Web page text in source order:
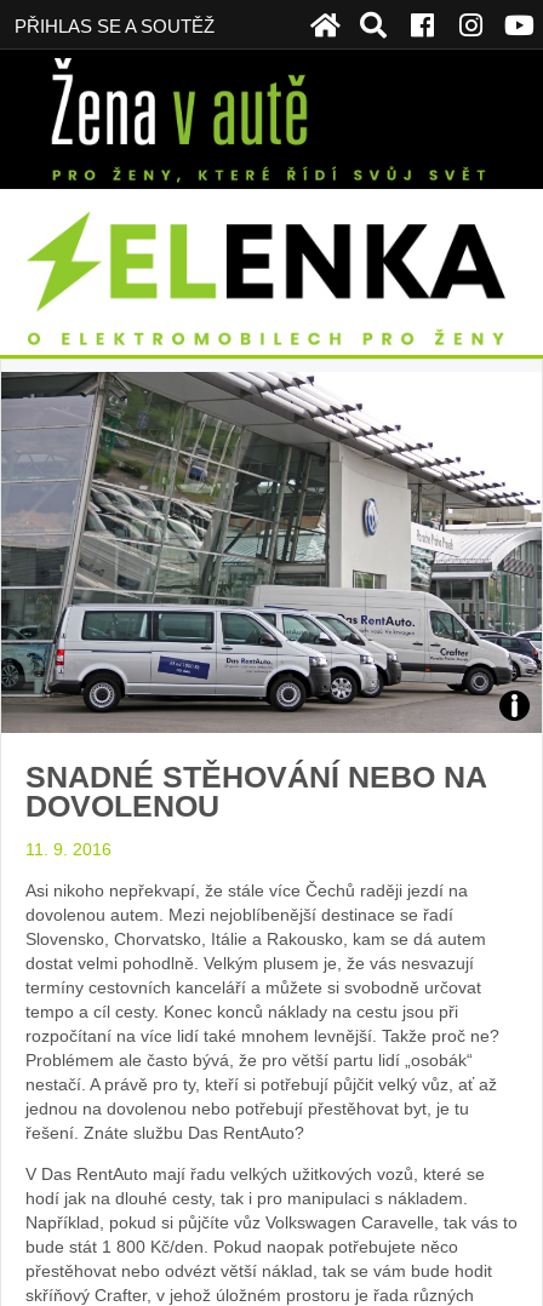
PŘIHLAS SE A SOUTĚŽ
SNADNÉ STĚHOVÁNÍ NEBO NA
DOVOLENOU
11. 9. 2016
Asi nikoho nepřekvapí, že stále více Čechů raději jezdí na
dovolenou autem. Mezi nejoblíbenější destinace se řadí
Slovensko, Chorvatsko, Itálie a Rakousko, kam se dá autem
dostat velmi pohodlně. Velkým plusem je, že vás nesvazují
termíny cestovních kanceláří a můžete si svobodně určovat
tempo a cíl cesty. Konec konců náklady na cestu jsou při
rozpočítaní na více lidí také mnohem levnější. Takže proč ne?
Problémem ale často bývá, že pro větší partu lidí „osobák“
nestačí. A právě pro ty, kteří si potřebují půjčit velký vůz, ať až
jednou na dovolenou nebo potřebují přestěhovat byt, je tu
řešení. Znáte službu Das RentAuto?
V Das RentAuto mají řadu velkých užitkových vozů, které se
hodí jak na dlouhé cesty, tak i pro manipulaci s nákladem.
Například, pokud si půjčíte vůz Volkswagen Caravelle, tak vás to
bude stát 1 800 Kč/den. Pokud naopak potřebujete něco
přestěhovat nebo odvézt větší náklad, tak se vám bude hodit
skříňový Crafter, v jehož úložném prostoru je řada různých